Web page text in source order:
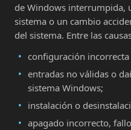
de Windows interrumpida,
sistema o un cambio
del sistema. Entre las
configuración
entradas no válidas o
sistema Windows;
instalación o
apagado incorrecto,